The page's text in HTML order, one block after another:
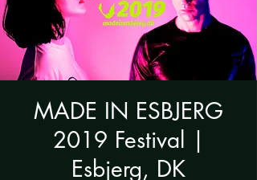
MADE IN ESBJERG
2019 Festival |
Esbjerg, DK